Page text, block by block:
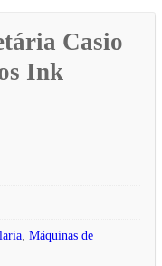
Casio
Ink
, Máquinas de